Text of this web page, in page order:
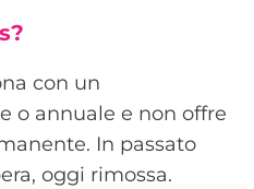
con un
o annuale e non offre
In passato
oggi rimossa.